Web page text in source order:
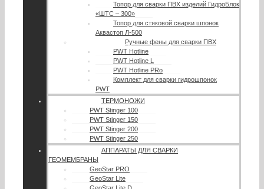
Топор для сварки ПВХ изделий ГидроБлок
«ШТС – 300»
Топор для стяковой сварки шпонок
Аквастоп Л-500
Ручные фены для сварки ПВХ
PWT Hotline
PWT Hotline L
PWT Hotline PRo
Комплект для сварки гидрошпонок
PWT
ТЕРМОНОЖИ
PWT Stinger 100
PWT Stinger 150
PWT Stinger 200
PWT Stinger 250
АППАРАТЫ ДЛЯ СВАРКИ
ГЕОМЕМБРАНЫ
GeoStar PRO
GeoStar Lite